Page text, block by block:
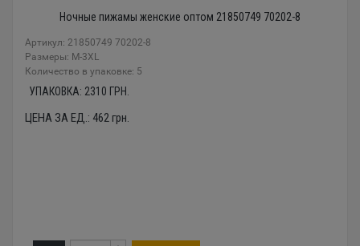
Ночные пижамы женские оптом 21850749 70202-8
Артикул: 21850749 70202-8
Размеры: М-3XL
Количество в упаковке: 5
УПАКОВКА: 2310 ГРН.
ЦЕНА ЗА ЕД.: 462грн.